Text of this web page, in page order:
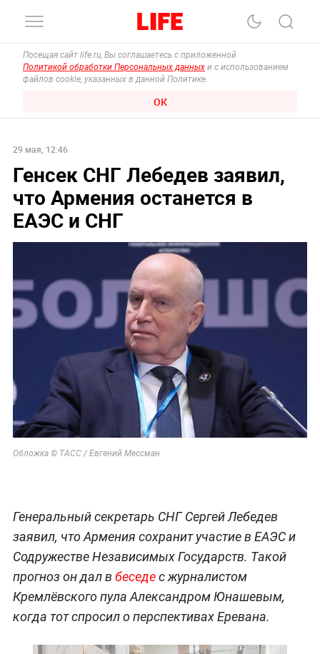
Посещая сайт life.ru, Вы соглашаетесь с приложенной
Политикой обработки Персональных данных и с использованием
файлов cookie, указанных в данной Политике.
ОК
29 мая, 12:46
Генсек СНГ Лебедев заявил,
что Армения останется в
ЕАЭС и СНГ
Обложка © ТАСС / Евгений Мессман
Генеральный секретарь СНГ Сергей Лебедев
заявил, что Армения сохранит участие в ЕАЭС и
Содружестве Независимых Государств. Такой
прогноз он дал в беседес журналистом
Кремлёвского пула Александром Юнашевым,
когда тот спросил о перспективах Еревана.